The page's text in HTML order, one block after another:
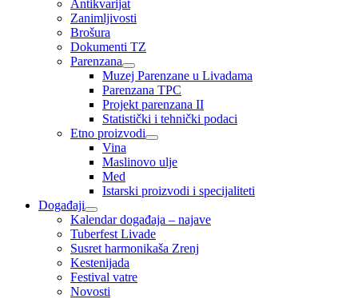
Antikvarijat
Zanimljivosti
Brošura
Dokumenti TZ
Parenzana
Muzej Parenzane u Livadama
Parenzana TPC
Projekt parenzana II
Statistički i tehnički podaci
Etno proizvodi
Vina
Maslinovo ulje
Med
Istarski proizvodi i specijaliteti
Događaji
Kalendar događaja – najave
Tuberfest Livade
Susret harmonikaša Zrenj
Kestenijada
Festival vatre
Novosti